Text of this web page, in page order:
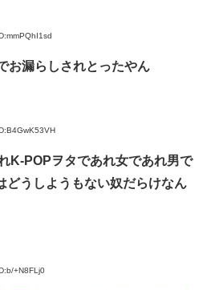
お漏らしされとったやん
K-POPヲタであれ女であれ男で
どうしようもない奴だらけなん
+N8FLj0